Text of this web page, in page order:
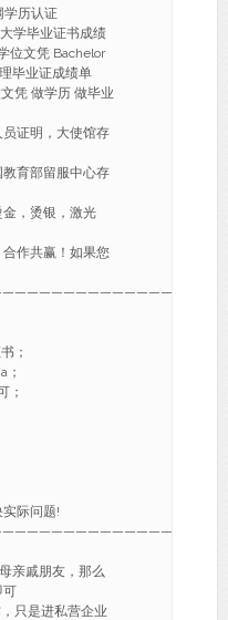
历认证
学毕业证书成绩
位文凭 Bachelor
毕业证成绩单
文凭 做学历 做毕业
证明，大使馆存
育部留服中心存
，烫银，激光
作共赢！如果您
；
；
；
际问题!
亲戚朋友，那么
可
只是进私营企业